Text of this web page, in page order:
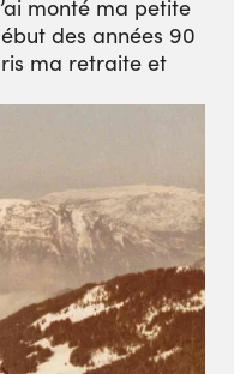
monté ma petite
des années 90
ma retraite et